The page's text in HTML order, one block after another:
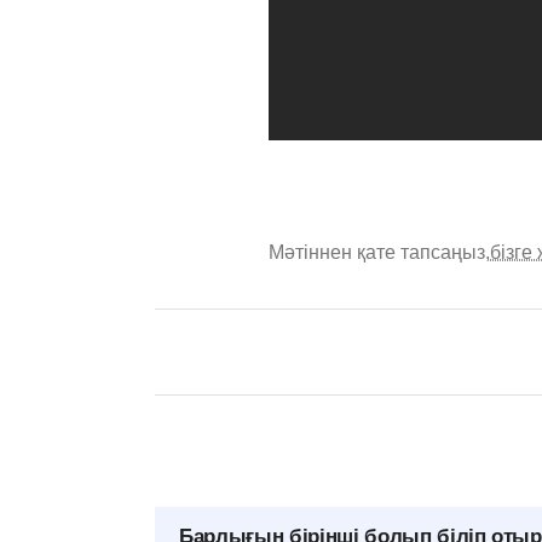
Мәтіннен қате тапсаңыз,
Барлығын бірінші болып біліп